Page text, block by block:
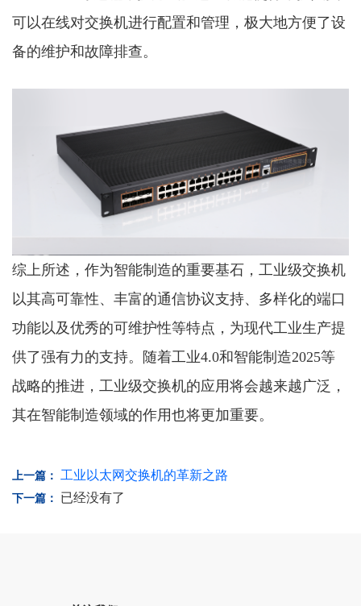
可以在线对交换机进行配置和管理，极大地方便了设
备的维护和故障排查。
综上所述，作为智能制造的重要基石，工业级交换机
以其高可靠性、丰富的通信协议支持、多样化的端口
功能以及优秀的可维护性等特点，为现代工业生产提
供了强有力的支持。随着工业4.0和智能制造2025等
战略的推进，工业级交换机的应用将会越来越广泛，
其在智能制造领域的作用也将更加重要。
上一篇： 工业以太网交换机的革新之路
下一篇： 已经没有了